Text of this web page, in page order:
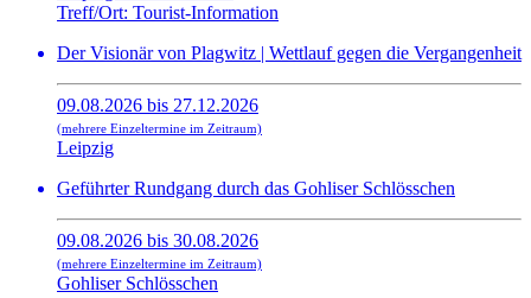
Treff/Ort: Tourist-Information
Der Visionär von Plagwitz | Wettlauf gegen die Vergangenheit
09.08.2026 bis 27.12.2026
(mehrere Einzeltermine im Zeitraum)
Leipzig
Geführter Rundgang durch das Gohliser Schlösschen
09.08.2026 bis 30.08.2026
(mehrere Einzeltermine im Zeitraum)
Gohliser Schlösschen